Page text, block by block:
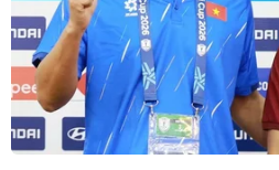
07/08/2026 03:04
Giá vàng trong nước giảm
thương hiệu SJC lùi về